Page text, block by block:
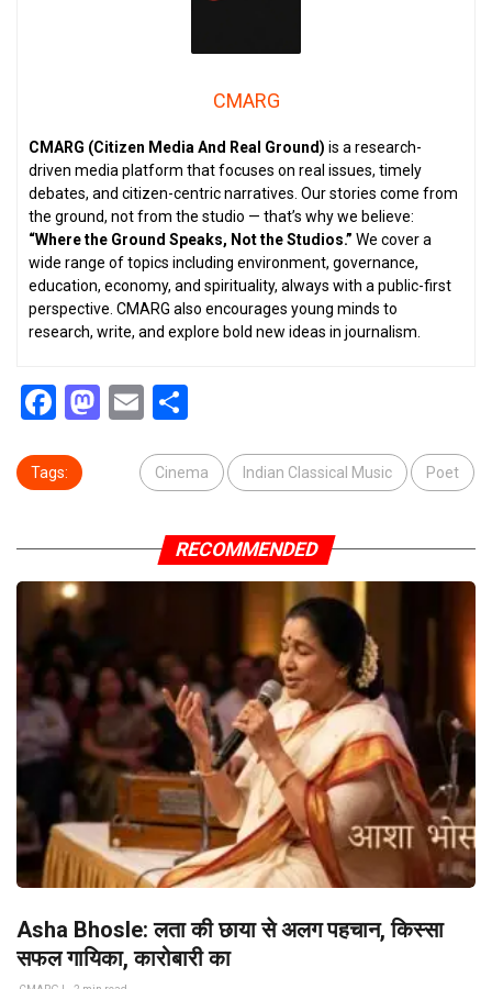
CMARG
CMARG (Citizen Media And Real Ground) is a research-
driven media platform that focuses on real issues, timely
debates, and citizen-centric narratives. Our stories come from
the ground, not from the studio — that’s why we believe:
“Where the Ground Speaks, Not the Studios.” We cover a
wide range of topics including environment, governance,
education, economy, and spirituality, always with a public-first
perspective. CMARG also encourages young minds to
research, write, and explore bold new ideas in journalism.
Facebook
Mastodon
Email
Tags: Cinema Indian Classical Music Poet
RECOMMENDED
Asha Bhosle: लता की छाया से अलग पहचान, किस्सा
सफल गायिका, कारोबारी का